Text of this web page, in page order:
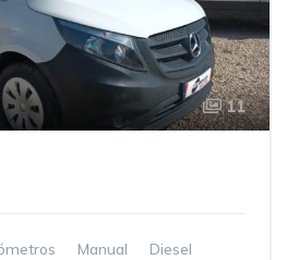
11
Manual
Diesel